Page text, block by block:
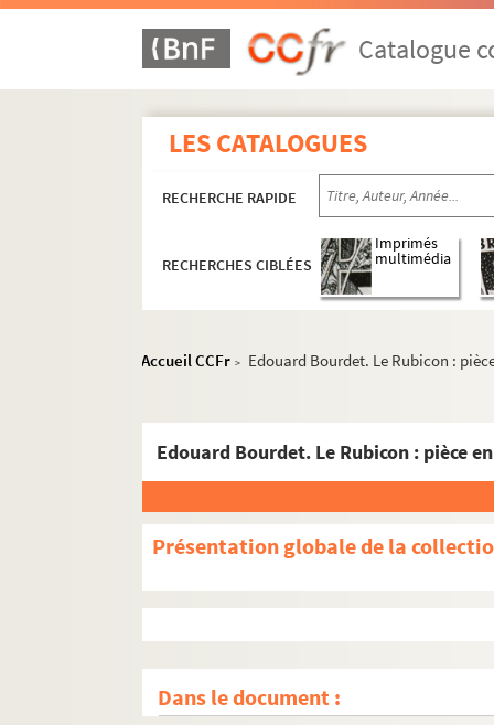
Catalogue
LES CATALOGUES
RECHERCHE RAPIDE
RECHERCHES CIBLÉES
Imprimés
multimédia
Accueil CCFr > Edouard Bourdet. Le Rubicon :
Edouard Bourdet. Le Rubicon : pièce
Présentation globale de la
Dans le document :